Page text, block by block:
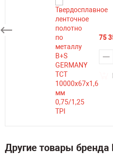
75
Другие товары бренда